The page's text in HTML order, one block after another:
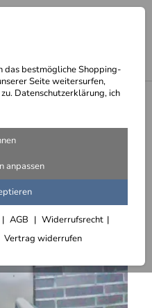
das bestmögliche Shopping-
Seite weitersurfen,
Datenschutzerklärung, ich
anpassen
AGB
Widerrufsrecht
Vertrag widerrufen